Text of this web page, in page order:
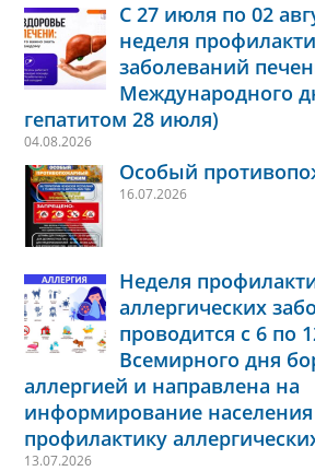
С 27 июля по 02
неделя
заболеваний
Международного
гепатитом 28 июля)
04.08.2026
Особый
16.07.2026
Неделя
аллергических
проводится с 6 по
Всемирного дня
аллергией и направлена на
информирование
профилактику
13.07.2026